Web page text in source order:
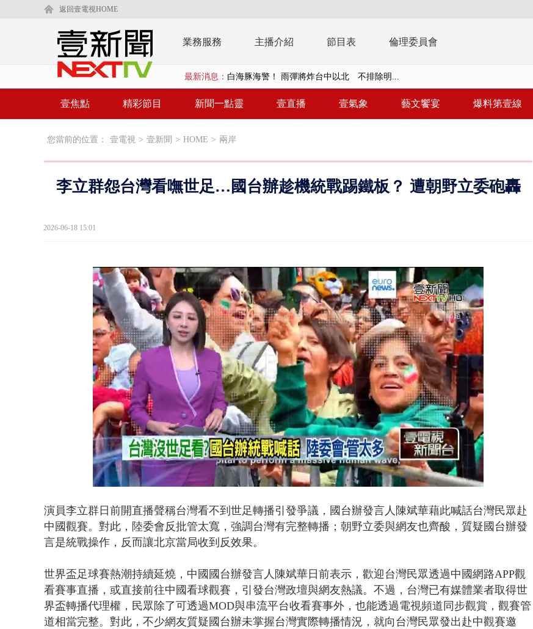
返回壹電視HOME
業務服務 主播介紹 節目表 倫理委員會
最新消息： 沖繩機場航班取消！ 滯留旅客「拚手速」搶...
泰國傳嚴重校園槍擊！ 14歲槍手開火釀多師...
父親節限定！ 「一鴨三吃」、「客家攪福」...
白海豚海警！ 雨彈將炸台中以北 不排除明...
壹焦點 精彩節目 新聞一點靈 壹直播 壹氣象 藝文饗宴 爆料第壹線
您當前的位置： 壹電視 > 壹新聞 > HOME > 兩岸
李立群怨台灣看嘸世足…國台辦趁機統戰踢鐵板？ 遭朝野立委砲轟
2026-06-18 15:01
Unmute Loaded
45.38%
演員李立群日前開直播聲稱台灣看不到世足轉播引發爭議，國台辦發言人陳斌華藉此喊話台灣民眾赴
中國觀賽。對此，陸委會反批管太寬，強調台灣有完整轉播；朝野立委與網友也齊酸，質疑國台辦發
言是統戰操作，反而讓北京當局收到反效果。
世界盃足球賽熱潮持續延燒，中國國台辦發言人陳斌華日前表示，歡迎台灣民眾透過中國網路APP觀
看賽事直播，或直接前往中國看球觀賽，引發台灣政壇與網友熱議。 不過，台灣已有媒體業者取得世
界盃轉播代理權，民眾除了可透過MOD與串流平台收看賽事外，也能透過電視頻道同步觀賞，觀賽管
道相當完整。對此，不少網友質疑國台辦未掌握台灣實際轉播情況，就向台灣民眾發出赴中觀賽邀